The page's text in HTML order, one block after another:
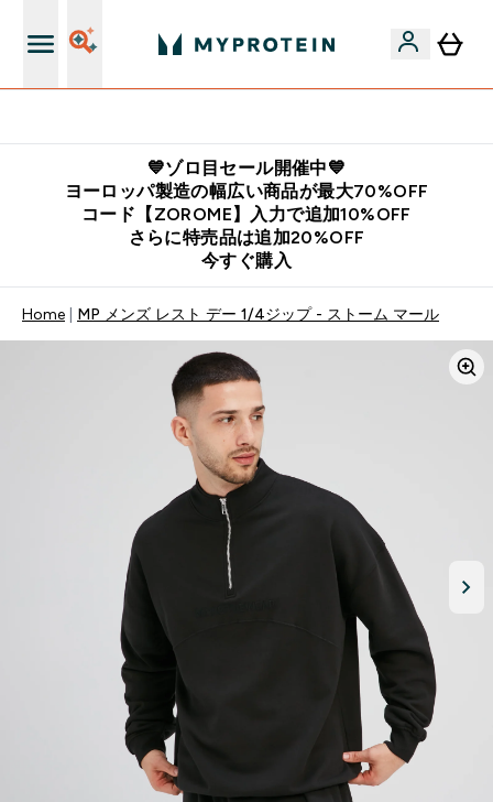
💙ゾロ目セール開催中💙
ヨーロッパ製造の幅広い商品が最大70%OFF
コード【ZOROME】入力で追加10%OFF
さらに特売品は追加20%OFF
今すぐ購入
Home MP メンズ レスト デー 1/4ジップ - ストーム マール